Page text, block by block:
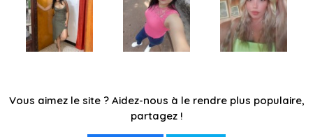
Vous aimez le site ? Aidez-nous à le rendre plus populaire,
partagez !